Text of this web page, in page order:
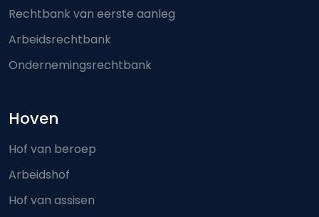
Rechtbank van eerste aanleg
Arbeidsrechtbank
Ondernemingsrechtbank
Hoven
Hof van beroep
Arbeidshof
Hof van assisen